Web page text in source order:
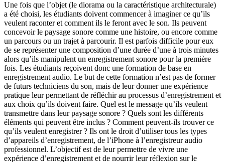
Une fois que l’objet (le diorama ou la caractéristique architecturale)
a été choisi, les étudiants doivent commencer à imaginer ce qu’ils
veulent raconter et comment ils le feront avec le son. Ils peuvent
concevoir le paysage sonore comme une histoire, ou encore comme
un parcours ou un trajet à parcourir. Il est parfois difficile pour eux
de se représenter une composition d’une durée d’une à trois minutes
alors qu’ils manipulent un enregistrement sonore pour la première
fois. Les étudiants reçoivent donc une formation de base en
enregistrement audio. Le but de cette formation n’est pas de former
de futurs techniciens du son, mais de leur donner une expérience
pratique leur permettant de réfléchir au processus d’enregistrement et
aux choix qu’ils doivent faire. Quel est le message qu’ils veulent
transmettre dans leur paysage sonore ? Quels sont les différents
éléments qui peuvent être inclus ? Comment peuvent-ils trouver ce
qu’ils veulent enregistrer ? Ils ont le droit d’utiliser tous les types
d’appareils d’enregistrement, de l’iPhone à l’enregistreur audio
professionnel. L’objectif est de leur permettre de vivre une
expérience d’enregistrement et de nourrir leur réflexion sur le